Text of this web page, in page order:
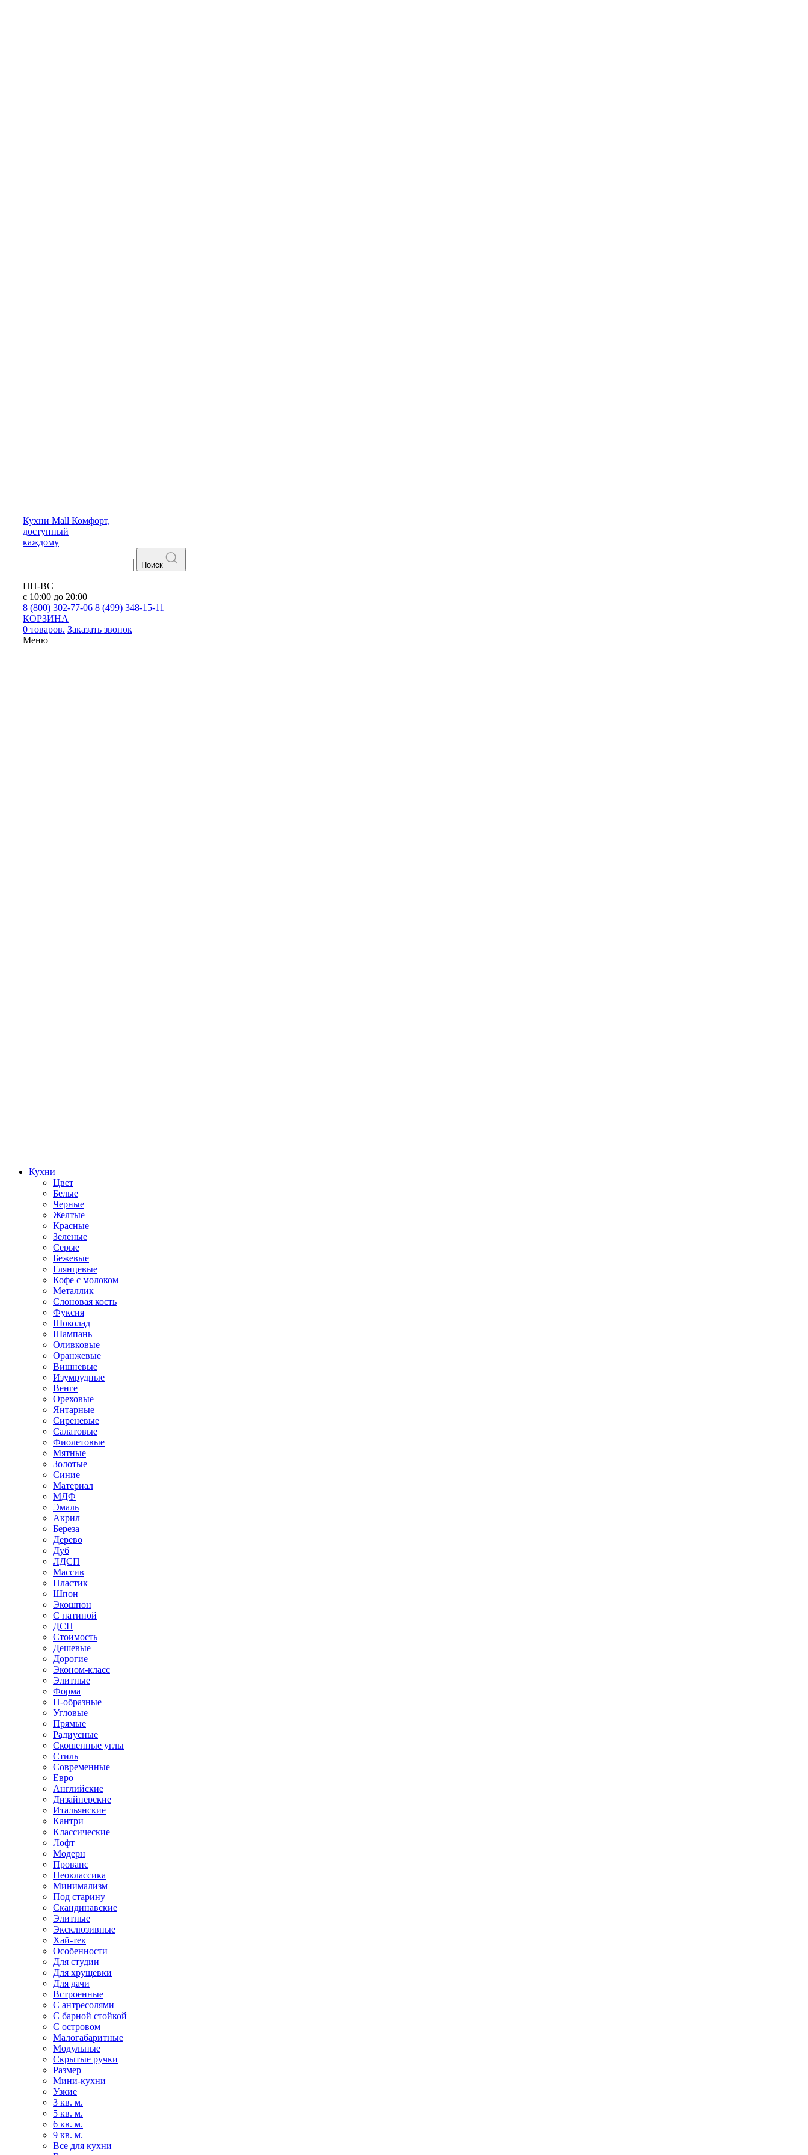
Кухни Mall Комфорт,
доступный
каждому
Поиск
ПН-ВС
с 10:00 до 20:00
8 (800) 302-77-06 8 (499) 348-15-11
КОРЗИНА
0 товаров. Заказать звонок
Меню
Кухни
Цвет
Белые
Черные
Желтые
Красные
Зеленые
Серые
Бежевые
Глянцевые
Кофе с молоком
Металлик
Слоновая кость
Фуксия
Шоколад
Шампань
Оливковые
Оранжевые
Вишневые
Изумрудные
Венге
Ореховые
Янтарные
Сиреневые
Салатовые
Фиолетовые
Мятные
Золотые
Синие
Материал
МДФ
Эмаль
Акрил
Береза
Дерево
Дуб
ЛДСП
Массив
Пластик
Шпон
Экошпон
С патиной
ДСП
Стоимость
Дешевые
Дорогие
Эконом-класс
Элитные
Форма
П-образные
Угловые
Прямые
Радиусные
Скошенные углы
Стиль
Современные
Евро
Английские
Дизайнерские
Итальянские
Кантри
Классические
Лофт
Модерн
Прованс
Неоклассика
Минимализм
Под старину
Скандинавские
Элитные
Эксклюзивные
Хай-тек
Особенности
Для студии
Для хрущевки
Для дачи
Встроенные
С антресолями
С барной стойкой
С островом
Малогабаритные
Модульные
Скрытые ручки
Размер
Мини-кухни
Узкие
3 кв. м.
5 кв. м.
6 кв. м.
9 кв. м.
Все для кухни